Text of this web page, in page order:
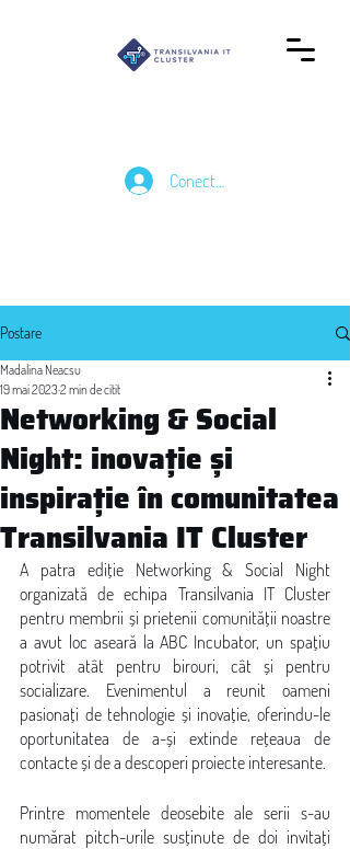
Conectează-te
Postare
Networking & Social
Night: inovație și
inspirație în comunitatea
Transilvania IT Cluster
Madalina Neacsu
19 mai 20232 min de citit
A patra ediție Networking & Social Night
organizată de echipa Transilvania IT Cluster
pentru membrii și prietenii comunității noastre
a avut loc aseară la ABC Incubator, un spațiu
potrivit atât pentru birouri, cât și pentru
socializare. Evenimentul a reunit oameni
pasionați de tehnologie și inovație, oferindu-le
oportunitatea de a-și extinde rețeaua de
contacte și de a descoperi proiecte interesante.
Printre momentele deosebite ale serii s-au
numărat pitch-urile susținute de doi invitați